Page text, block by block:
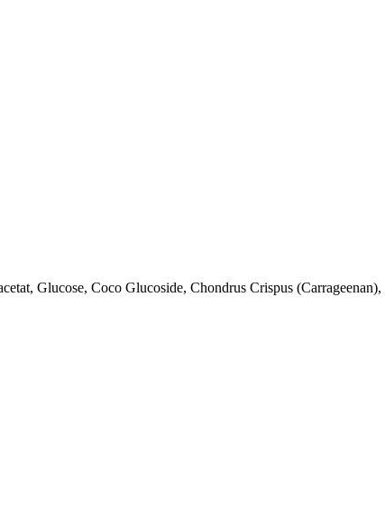
Glucose, Coco Glucoside, Chondrus Crispus